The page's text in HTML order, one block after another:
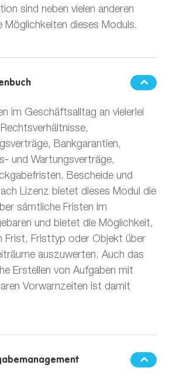
sind neben vielen anderen
Möglichkeiten dieses Moduls.
im Geschäftsalltag an vielerlei
Bankgarantien,
und Wartungsverträge,
Bescheide und
Lizenz bietet dieses Modul die
sämtliche Fristen im
und bietet die Möglichkeit,
Frist, Fristtyp oder Objekt über
auszuwerten. Auch das
Erstellen von Aufgaben mit
Vorwarnzeiten ist damit